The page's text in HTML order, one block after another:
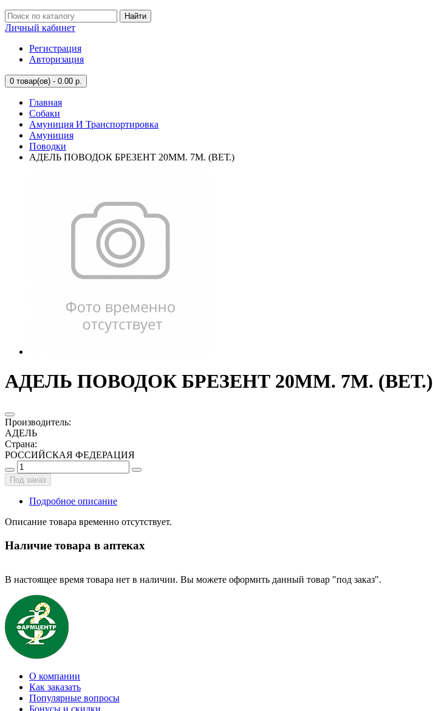
Найти
Личный кабинет
Регистрация
Авторизация
0 товар(ов) - 0.00 р.
Главная
Собаки
Амуниция И Транспортировка
Амуниция
Поводки
АДЕЛЬ ПОВОДОК БРЕЗЕНТ 20ММ. 7М. (ВЕТ.)
АДЕЛЬ ПОВОДОК БРЕЗЕНТ 20ММ. 7М. (ВЕТ.)
Производитель:
АДЕЛЬ
Страна:
РОССИЙСКАЯ ФЕДЕРАЦИЯ
Под заказ
Подробное описание
Описание товара временно отсутствует.
Наличие товара в аптеках
В настоящее время товара нет в наличии. Вы можете оформить данный товар "под заказ".
О компании
Как заказать
Популярные вопросы